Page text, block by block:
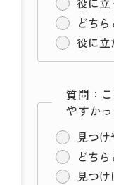
どち
役に立
質問：
やすか
見つ
どち
見つ